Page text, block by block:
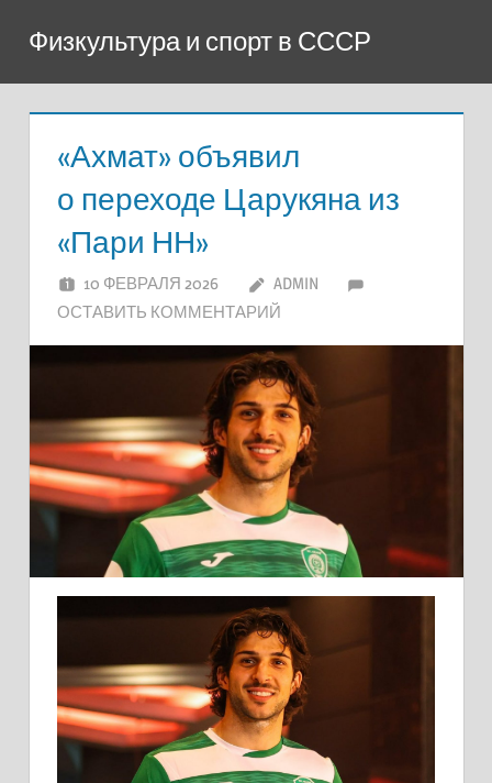
содержимому
Физкультура и спорт в СССР
«Ахмат» объявил
о переходе Царукяна из
«Пари НН»
10 ФЕВРАЛЯ 2026
ADMIN
ОСТАВИТЬ КОММЕНТАРИЙ